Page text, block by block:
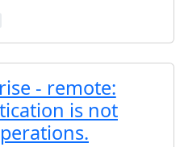
- remote:
is not